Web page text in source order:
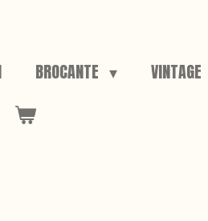
BROCANTE VINTAGE